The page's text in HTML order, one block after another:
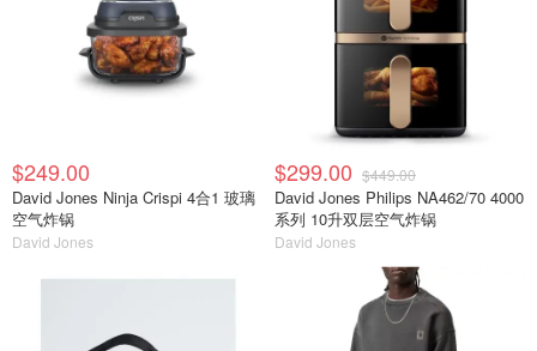
$249.00
David Jones Ninja Crispi 4合1 玻璃
空气炸锅
David Jones
$299.00 $449.00
David Jones Philips NA462/70 4000
系列 10升双层空气炸锅
David Jones